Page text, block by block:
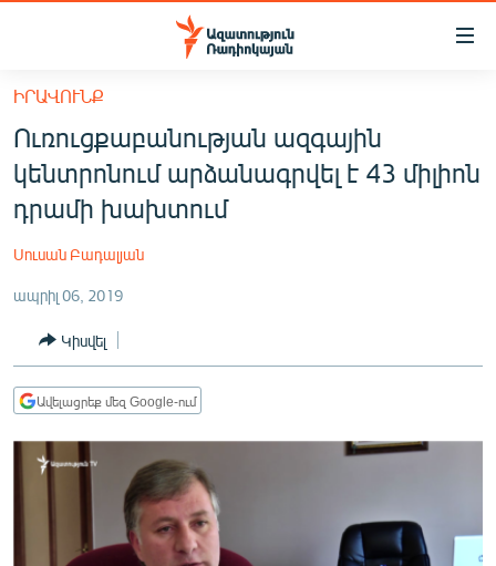
Մատչելիության
հիմնական
բովանդակությանը
Անցնել
հիմնական
մենյուին
ՀԱՅԱՍՏԱՆ
ՔԱՂԱՔԱԿԱՆ
ՏՆՏԵՍՈՒԹՅՈՒՆ
ՂԱՐԱԲԱՂ
ՏԱՐԱԾԱՇՐՋԱՆ
ՄԻՋԱԶԳԱՅԻՆ
ՄՇԱԿՈՒՅԹ
ԻՐԱՎՈՒՆՔ
Ուռուցքաբանության ազգային
կենտրոնում արձանագրվել է 43 միլիոն
դրամի խախտում
Սուսան Բադալյան
ապրիլ 06, 2019
Կիսվել
Ավելացրեք մեզ Google-ում